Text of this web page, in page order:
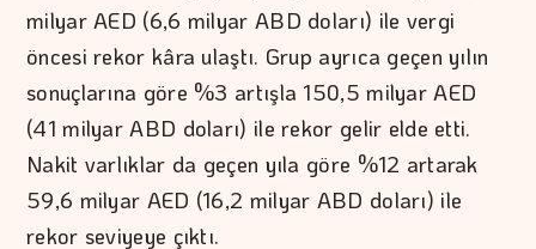
milyar AED (6,6 milyar ABD doları) ile vergi
öncesi rekor kâra ulaştı. Grup ayrıca geçen yılın
sonuçlarına göre %3 artışla 150,5 milyar AED
(41 milyar ABD doları) ile rekor gelir elde etti.
Nakit varlıklar da geçen yıla göre %12 artarak
59,6 milyar AED (16,2 milyar ABD doları) ile
rekor seviyeye çıktı.